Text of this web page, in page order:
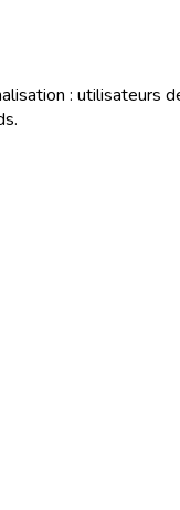
: utilisateurs